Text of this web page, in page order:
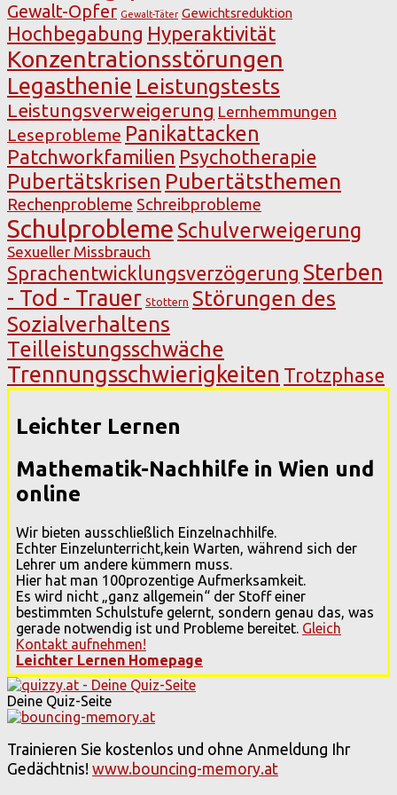
Gewalt-Opfer Gewalt-Täter Gewichtsreduktion
Hochbegabung Hyperaktivität
Konzentrationsstörungen
Legasthenie Leistungstests
Leistungsverweigerung Lernhemmungen
Leseprobleme Panikattacken
Patchworkfamilien Psychotherapie
Pubertätskrisen Pubertätsthemen
Rechenprobleme Schreibprobleme
Schulprobleme Schulverweigerung
Sexueller Missbrauch
Sprachentwicklungsverzögerung Sterben
- Tod - Trauer Stottern Störungen des
Sozialverhaltens
Teilleistungsschwäche
Trennungsschwierigkeiten Trotzphase
Leichter Lernen
Mathematik-Nachhilfe in Wien und
online
Wir bieten ausschließlich Einzelnachhilfe.
Echter Einzelunterricht,kein Warten, während sich der
Lehrer um andere kümmern muss.
Hier hat man 100prozentige Aufmerksamkeit.
Es wird nicht „ganz allgemein“ der Stoff einer
bestimmten Schulstufe gelernt, sondern genau das, was
gerade notwendig ist und Probleme bereitet. Gleich
Kontakt aufnehmen!
Leichter Lernen Homepage
Deine Quiz-Seite
Trainieren Sie kostenlos und ohne Anmeldung Ihr
Gedächtnis! www.bouncing-memory.at